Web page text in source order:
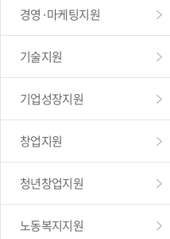
경영·마케팅지원
기술지원
기업성장지원
창업지원
청년창업지원
노동복지지원